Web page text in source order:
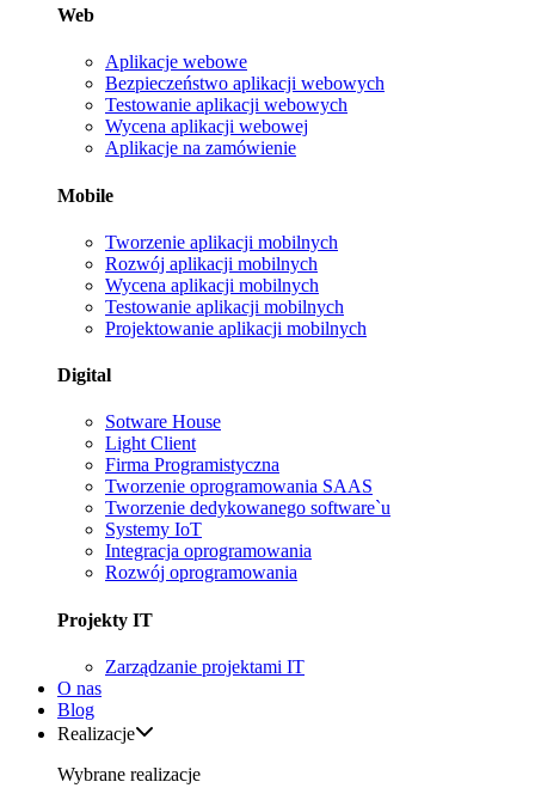
Web
Aplikacje webowe
Bezpieczeństwo aplikacji webowych
Testowanie aplikacji webowych
Wycena aplikacji webowej
Aplikacje na zamówienie
Mobile
Tworzenie aplikacji mobilnych
Rozwój aplikacji mobilnych
Wycena aplikacji mobilnych
Testowanie aplikacji mobilnych
Projektowanie aplikacji mobilnych
Digital
Sotware House
Light Client
Firma Programistyczna
Tworzenie oprogramowania SAAS
Tworzenie dedykowanego software`u
Systemy IoT
Integracja oprogramowania
Rozwój oprogramowania
Projekty IT
Zarządzanie projektami IT
O nas
Blog
Realizacje
Wybrane realizacje